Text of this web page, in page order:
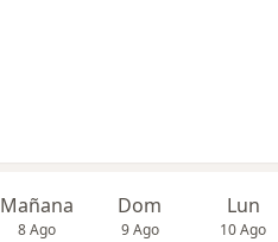
Mañana
8 Ago
Dom
9 Ago
Lun
10 Ago